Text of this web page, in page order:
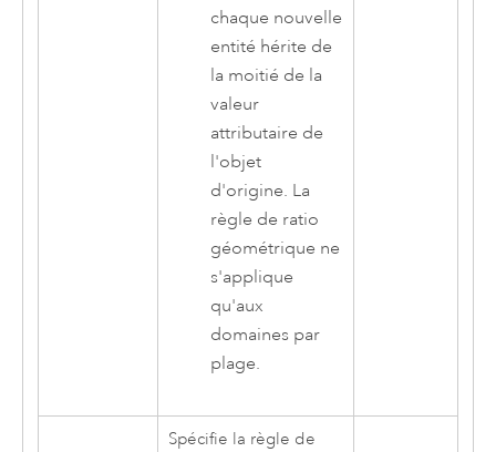
chaque nouvelle
entité hérite de
la moitié de la
valeur
attributaire de
l'objet
d'origine. La
règle de ratio
géométrique ne
s'applique
qu'aux
domaines par
plage.
Spécifie la règle de